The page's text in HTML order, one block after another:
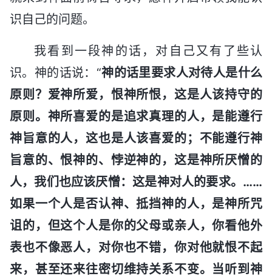
识自己的问题。
我看到一段神的话，对自己又有了些认
识。神的话说：“神的话里要求人对待人是什么
原则？爱神所爱，恨神所恨，这是人该持守的
原则。神所喜爱的是追求真理的人，是能遵行
神旨意的人，这也是人该喜爱的；不能遵行神
旨意的、恨神的、悖逆神的，这是神所厌憎的
人，我们也应该厌憎：这是神对人的要求。……
如果一个人是否认神、抵挡神的人，是神所咒
诅的，但这个人是你的父母或亲人，你看他外
表也不像恶人，对你也不错，你对他就恨不起
来，甚至还来往密切维持关系不变。当听到神